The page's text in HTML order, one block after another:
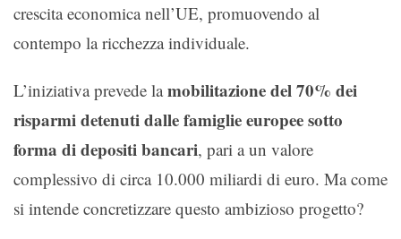
crescita economica nell’UE, promuovendo al
contempo la ricchezza individuale.
L’iniziativa prevede lamobilitazione del 70% dei
risparmi detenuti dalle famiglie europee sotto
forma di depositi bancari, pari a un valore
complessivo di circa 10.000 miliardi di euro. Ma come
si intende concretizzare questo ambizioso progetto?